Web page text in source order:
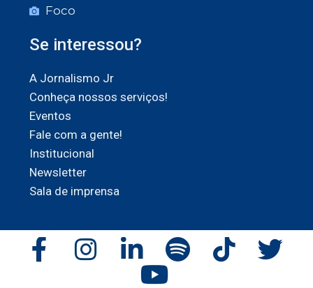
Foco
Se interessou?
A Jornalismo Jr
Conheça nossos serviços!
Eventos
Fale com a gente!
Institucional
Newsletter
Sala de imprensa